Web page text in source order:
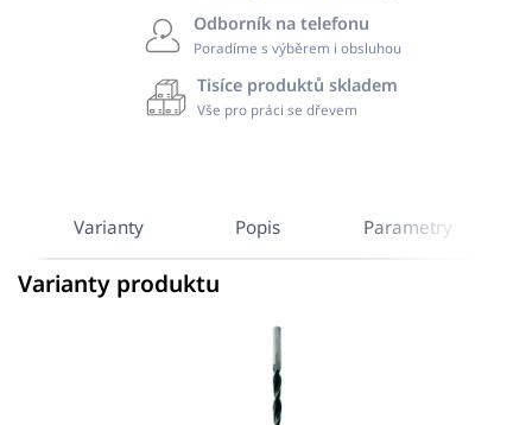
Odborník na telefonu
Poradíme s výběrem i obsluhou
Tisíce produktů skladem
Vše pro práci se dřevem
Varianty Popis Parametry
Varianty produktu